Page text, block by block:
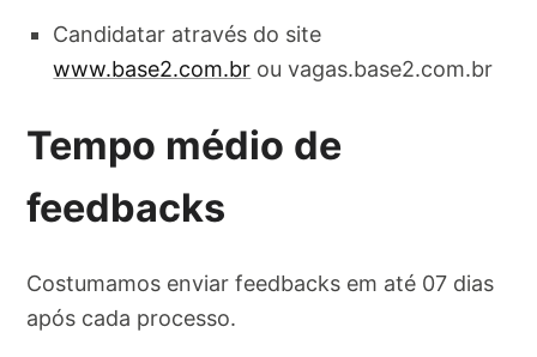
Candidatar através do site
www.base2.com.br ou vagas.base2.com.br
Tempo médio de
feedbacks
Costumamos enviar feedbacks em até 07 dias
após cada processo.